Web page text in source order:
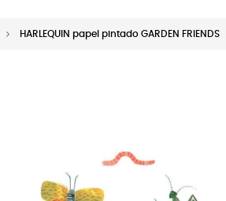
HARLEQUIN papel pintado GARDEN FRIENDS